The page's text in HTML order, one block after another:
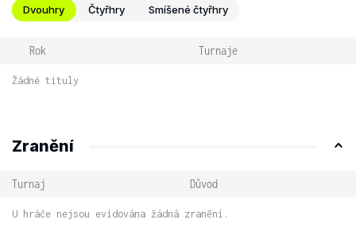
Dvouhry Čtyřhry Smíšené čtyřhry
Rok Turnaje
Žádné tituly
Zranění
Turnaj Důvod
U hráče nejsou evidována žádná zranění.